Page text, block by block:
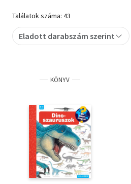
Művészet
Szakkönyv
Tankönyv, segédkönyv
Társadalomtudomány
Természettudomány
Történelem
Találatok száma: 43
Eladott darabszám szerint
KÖNYV